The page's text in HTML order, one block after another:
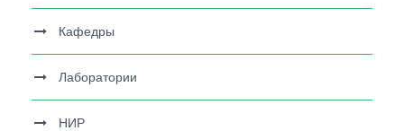
Кафедры
Лаборатории
НИР